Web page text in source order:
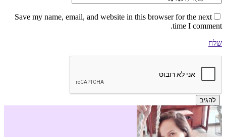
Save my name, email, and website in this browser for the next
time I comment.
שלח